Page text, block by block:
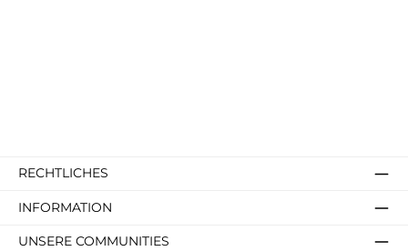
RECHTLICHES
INFORMATION
UNSERE COMMUNITIES